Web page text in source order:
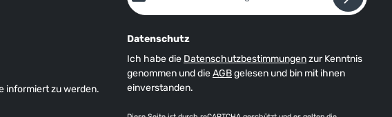
informiert zu werden.
Datenschutz
Ich habe die Datenschutzbestimmungenzur Kenntnis
genommen und dieAGBgelesen und bin mit ihnen
einverstanden.